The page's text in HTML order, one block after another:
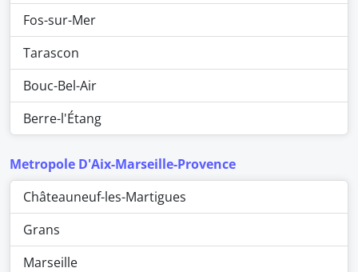
Fos-sur-Mer
Tarascon
Bouc-Bel-Air
Berre-l'Étang
Metropole D'Aix-Marseille-Provence
Châteauneuf-les-Martigues
Grans
Marseille